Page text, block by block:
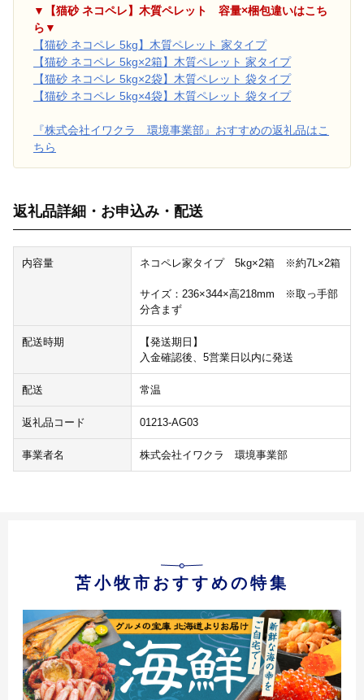
▼【猫砂 ネコペレ】木質ペレット 容量×梱包違いはこち
ら▼
【猫砂 ネコペレ 5kg】木質ペレット 家タイプ
【猫砂 ネコペレ 5kg×2箱】木質ペレット 家タイプ
【猫砂 ネコペレ 5kg×2袋】木質ペレット 袋タイプ
【猫砂 ネコペレ 5kg×4袋】木質ペレット 袋タイプ
『株式会社イワクラ 環境事業部』おすすめの返礼品はこ
ちら
返礼品詳細・お申込み・配送
内容量 ネコペレ家タイプ 5kg×2箱 ※約7L×2箱
サイズ：236×344×高218mm ※取っ手部
分含まず
配送時期
【発送期日】
入金確認後、5営業日以内に発送
配送 常温
返礼品コード 01213-AG03
事業者名 株式会社イワクラ 環境事業部
苫小牧市おすすめの特集